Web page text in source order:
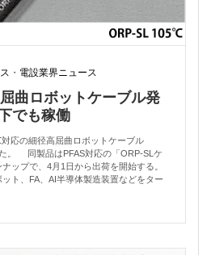
・ 電設業界ニュース
曲ロボットケーブル発
でも稼働
応の細径高屈曲ロボットケーブル
。 同製品はPFAS対応の「ORP-SLケ
ップで、4月1日から出荷を開始する。
ト、FA、AI半導体製造装置などをター